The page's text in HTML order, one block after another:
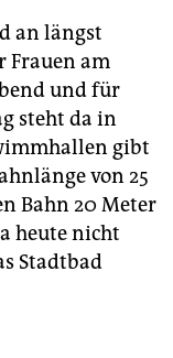
an längst
Frauen am
und für
steht da in
gibt
von 25
Bahn 20 Meter
heute nicht
Stadtbad